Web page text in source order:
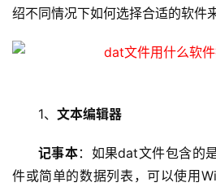
绍不同情况下如何选择合适的软件
1、 文本编辑器
记事本：如果dat文件包含的
件或简单的数据列表，可以使用